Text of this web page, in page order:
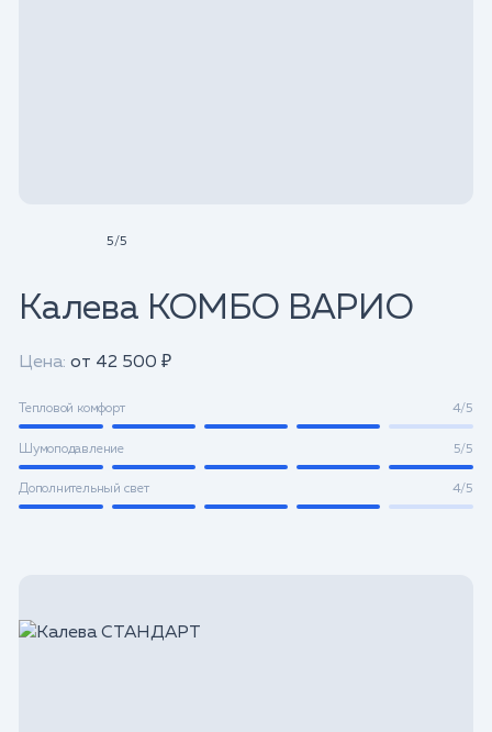
5/5
Калева КОМБО ВАРИО
Цена: от 42 500 ₽
Тепловой комфорт 4/5
Шумоподавление 5/5
Дополнительный свет 4/5